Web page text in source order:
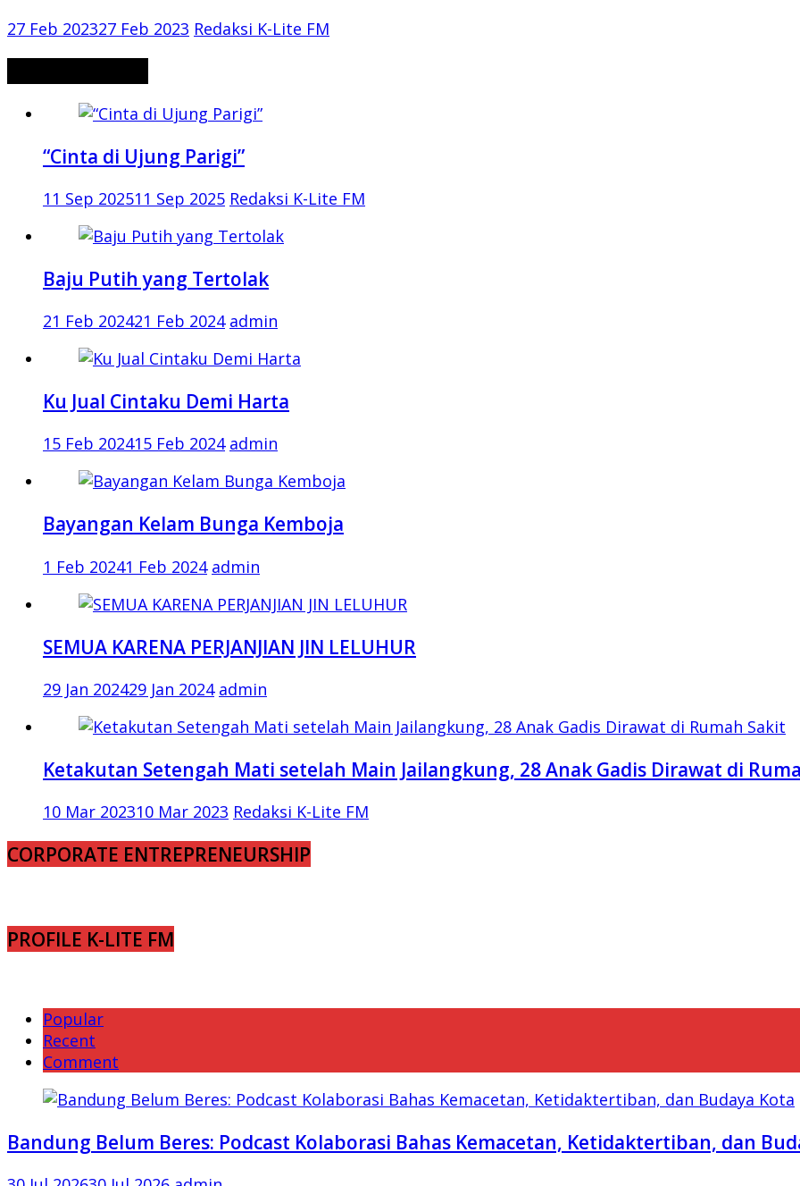
27 Feb 202327 Feb 2023 Redaksi K-Lite FM
“Cinta di Ujung Parigi”
11 Sep 202511 Sep 2025 Redaksi K-Lite FM
Baju Putih yang Tertolak
21 Feb 202421 Feb 2024 admin
Ku Jual Cintaku Demi Harta
15 Feb 202415 Feb 2024 admin
Bayangan Kelam Bunga Kemboja
1 Feb 20241 Feb 2024 admin
SEMUA KARENA PERJANJIAN JIN LELUHUR
29 Jan 202429 Jan 2024 admin
Ketakutan Setengah Mati setelah Main Jailangkung, 28 Anak Gadis Dirawat di
10 Mar 202310 Mar 2023 Redaksi K-Lite FM
CORPORATE ENTREPRENEURSHIP
PROFILE K-LITE FM
Popular
Recent
Comment
Bandung Belum Beres: Podcast Kolaborasi Bahas Kemacetan, Ketidaktertiban, dan